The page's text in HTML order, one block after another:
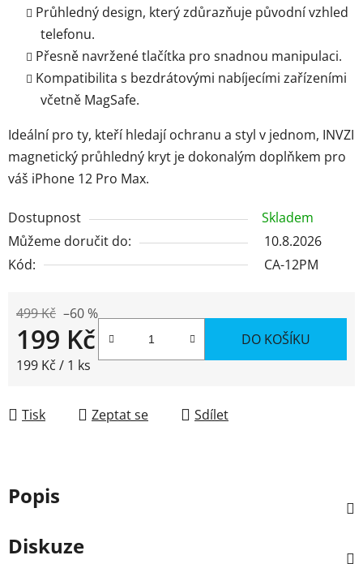
Průhledný design, který zdůrazňuje původní vzhled
telefonu.
Přesně navržené tlačítka pro snadnou manipulaci.
Kompatibilita s bezdrátovými nabíjecími zařízeními
včetně MagSafe.
Ideální pro ty, kteří hledají ochranu a styl v jednom, INVZI
magnetický průhledný kryt je dokonalým doplňkem pro
váš iPhone 12 Pro Max.
Dostupnost
Skladem
Můžeme doručit do:
10.8.2026
Kód:
CA-12PM
499 Kč –60 %
199 Kč
Měrná cena:
199 Kč / 1 ks
DO KOŠÍKU
Tisk Zeptat se Sdílet
Popis
Diskuze